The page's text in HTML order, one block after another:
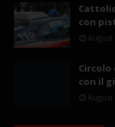
con
August
con il
August